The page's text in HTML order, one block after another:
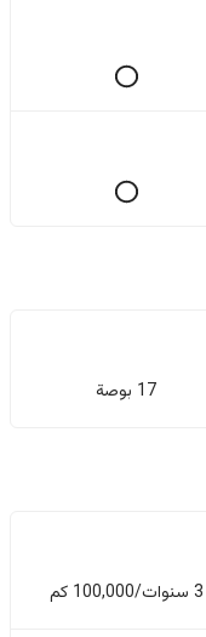
17 بوصة
3 سنوات/100,000 كم